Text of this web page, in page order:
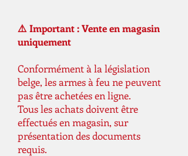
⚠️ Important : Vente en magasin
uniquement
Conformément à la législation
belge, les armes à feu ne peuvent
pas être achetées en ligne.
Tous les achats doivent être
effectués en magasin, sur
présentation des documents
requis.